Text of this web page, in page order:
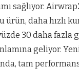
sağlıyor.
ürün, daha hızlı
30 daha fazla
geliyor.
tam